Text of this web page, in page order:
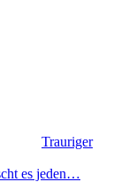
Trauriger
es jeden…